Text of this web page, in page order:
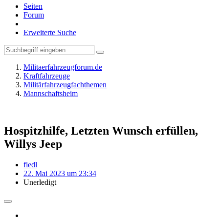
Seiten
Forum
Erweiterte Suche
Militaerfahrzeugforum.de
Kraftfahrzeuge
Militärfahrzeugfachthemen
Mannschaftsheim
Hospitzhilfe, Letzten Wunsch erfüllen,
Willys Jeep
fiedl
22. Mai 2023 um 23:34
Unerledigt